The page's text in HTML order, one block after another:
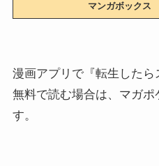
マンガボックス
漫画アプリで『転生した
無料で読む場合は、マガ
す。